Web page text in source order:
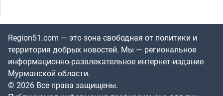
Region51.com — это зона свободная от политики и
территория добрых новостей. Мы — региональное
информационно-развлекательное интернет-издание
Мурманской области.
© 2026 Все права защищены.